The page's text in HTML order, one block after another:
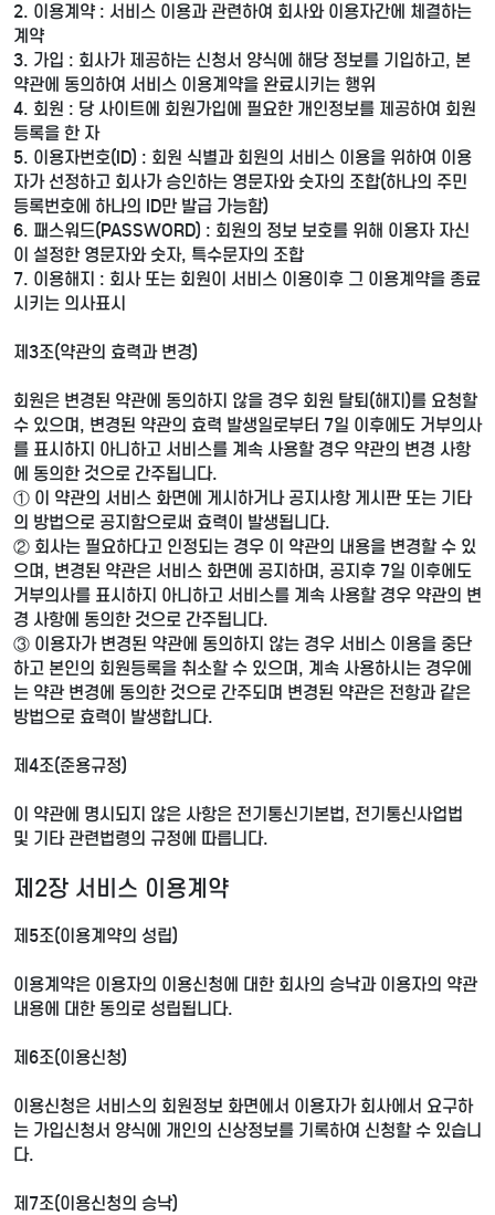
2. 이용계약 : 서비스 이용과 관련하여 회사와 이용자간에 체결하는
계약
3. 가입 : 회사가 제공하는 신청서 양식에 해당 정보를 기입하고, 본
약관에 동의하여 서비스 이용계약을 완료시키는 행위
4. 회원 : 당 사이트에 회원가입에 필요한 개인정보를 제공하여 회원
등록을 한 자
5. 이용자번호(ID) : 회원 식별과 회원의 서비스 이용을 위하여 이용
자가 선정하고 회사가 승인하는 영문자와 숫자의 조합(하나의 주민
등록번호에 하나의 ID만 발급 가능함)
6. 패스워드(PASSWORD) : 회원의 정보 보호를 위해 이용자 자신
이 설정한 영문자와 숫자, 특수문자의 조합
7. 이용해지 : 회사 또는 회원이 서비스 이용이후 그 이용계약을 종료
시키는 의사표시
제3조(약관의 효력과 변경)
회원은 변경된 약관에 동의하지 않을 경우 회원 탈퇴(해지)를 요청할
수 있으며, 변경된 약관의 효력 발생일로부터 7일 이후에도 거부의사
를 표시하지 아니하고 서비스를 계속 사용할 경우 약관의 변경 사항
에 동의한 것으로 간주됩니다.
① 이 약관의 서비스 화면에 게시하거나 공지사항 게시판 또는 기타
의 방법으로 공지함으로써 효력이 발생됩니다.
② 회사는 필요하다고 인정되는 경우 이 약관의 내용을 변경할 수 있
으며, 변경된 약관은 서비스 화면에 공지하며, 공지후 7일 이후에도
거부의사를 표시하지 아니하고 서비스를 계속 사용할 경우 약관의 변
경 사항에 동의한 것으로 간주됩니다.
③ 이용자가 변경된 약관에 동의하지 않는 경우 서비스 이용을 중단
하고 본인의 회원등록을 취소할 수 있으며, 계속 사용하시는 경우에
는 약관 변경에 동의한 것으로 간주되며 변경된 약관은 전항과 같은
방법으로 효력이 발생합니다.
제4조(준용규정)
이 약관에 명시되지 않은 사항은 전기통신기본법, 전기통신사업법
및 기타 관련법령의 규정에 따릅니다.
제2장 서비스 이용계약
제5조(이용계약의 성립)
이용계약은 이용자의 이용신청에 대한 회사의 승낙과 이용자의 약관
내용에 대한 동의로 성립됩니다.
제6조(이용신청)
이용신청은 서비스의 회원정보 화면에서 이용자가 회사에서 요구하
는 가입신청서 양식에 개인의 신상정보를 기록하여 신청할 수 있습니
다.
제7조(이용신청의 승낙)